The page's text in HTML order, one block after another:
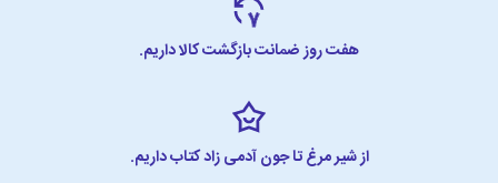
هفت روز ضمانت بازگشت کالا داریم.
از شیر مرغ تا جون آدمی زاد کتاب داریم.